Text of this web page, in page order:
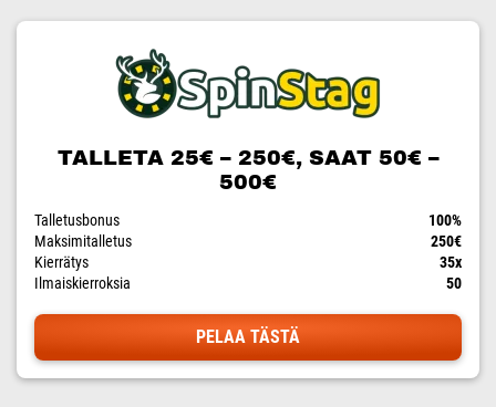
TALLETA 25€ – 250€, SAAT 50€ –
500€
Talletusbonus
100%
Maksimitalletus
250€
Kierrätys
35x
Ilmaiskierroksia
50
PELAA TÄSTÄ